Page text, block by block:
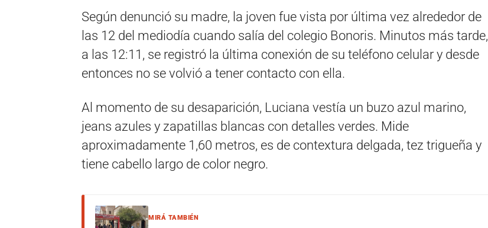
Según denunció su madre, la joven fue vista por última vez alrededor de
las 12 del mediodía cuando salía del colegio Bonoris. Minutos más tarde,
a las 12:11, se registró la última conexión de su teléfono celular y desde
entonces no se volvió a tener contacto con ella.
Al momento de su desaparición, Luciana vestía un buzo azul marino,
jeans azules y zapatillas blancas con detalles verdes. Mide
aproximadamente 1,60 metros, es de contextura delgada, tez trigueña y
tiene cabello largo de color negro.
MIRÁ TAMBIÉN